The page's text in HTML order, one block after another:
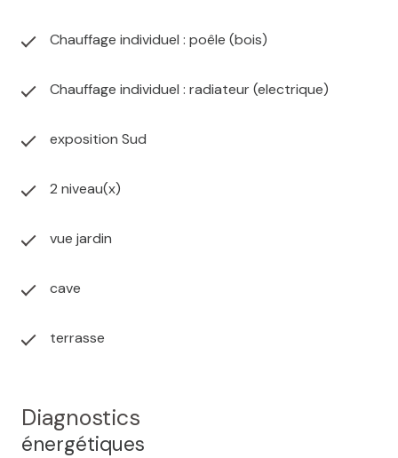
Chauffage individuel : poêle (bois)
Chauffage individuel : radiateur (electrique)
exposition Sud
2 niveau(x)
vue jardin
cave
terrasse
Diagnostics
énergétiques